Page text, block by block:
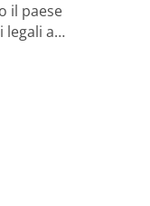
il paese
legali a…